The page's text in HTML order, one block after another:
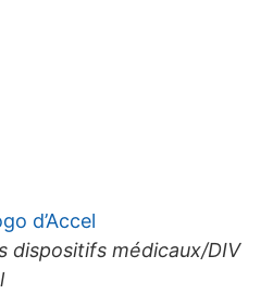
dispositifs médicaux/DIV